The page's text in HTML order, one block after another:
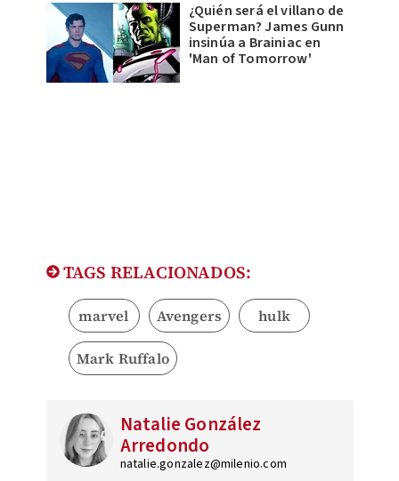
¿Quién será el villano de
Superman? James Gunn
insinúa a Brainiac en
'Man of Tomorrow'
TAGS RELACIONADOS:
marvel Avengers hulk
Mark Ruffalo
Natalie González
Arredondo
natalie.gonzalez@milenio.com